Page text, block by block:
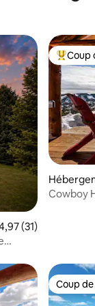
appréciés
moyenne
(31)
Coups
Coup
Cowboy
Coup
Coup